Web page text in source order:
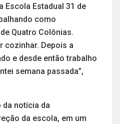
Escola Estadual 31 de
como
Quatro Colônias.
cozinhar. Depois a
e desde então trabalho
semana passada”,
da notícia da
da escola, em um